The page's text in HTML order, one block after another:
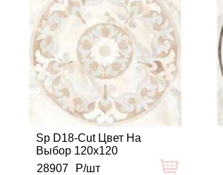
Sp D18-Cut Цвет На
Выбор 120x120
28907
Р/шт